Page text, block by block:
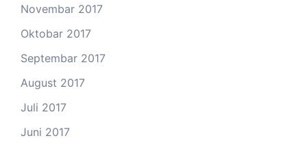
Novembar 2017
Oktobar 2017
Septembar 2017
August 2017
Juli 2017
Juni 2017